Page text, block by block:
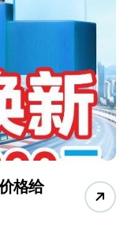
追觅
4000